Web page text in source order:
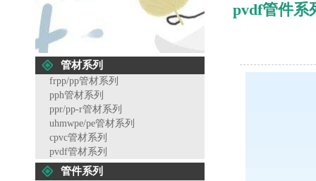
管材系列
frpp/pp管材系列
pph管材系列
ppr/pp-r管材系列
uhmwpe/pe管材系列
cpvc管材系列
pvdf管材系列
管件系列
pvdf管件系